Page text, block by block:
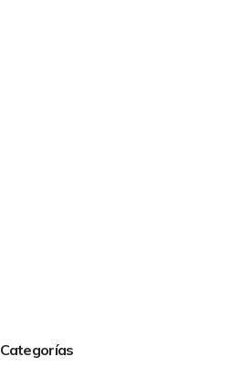
Categorías